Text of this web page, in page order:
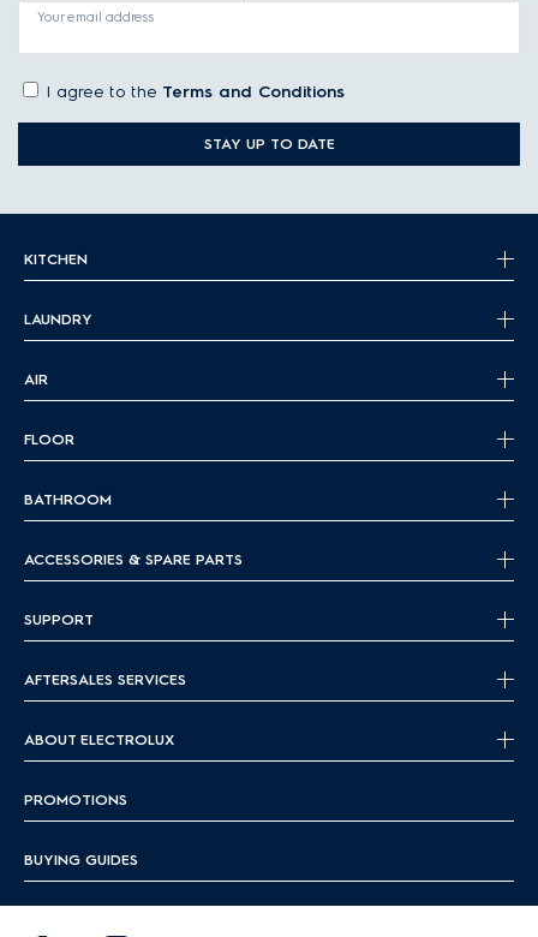
Your email address
I agree to the Terms and Conditions
STAY UP TO DATE
KITCHEN
LAUNDRY
AIR
FLOOR
BATHROOM
ACCESSORIES & SPARE PARTS
SUPPORT
AFTERSALES SERVICES
ABOUT ELECTROLUX
PROMOTIONS
BUYING GUIDES